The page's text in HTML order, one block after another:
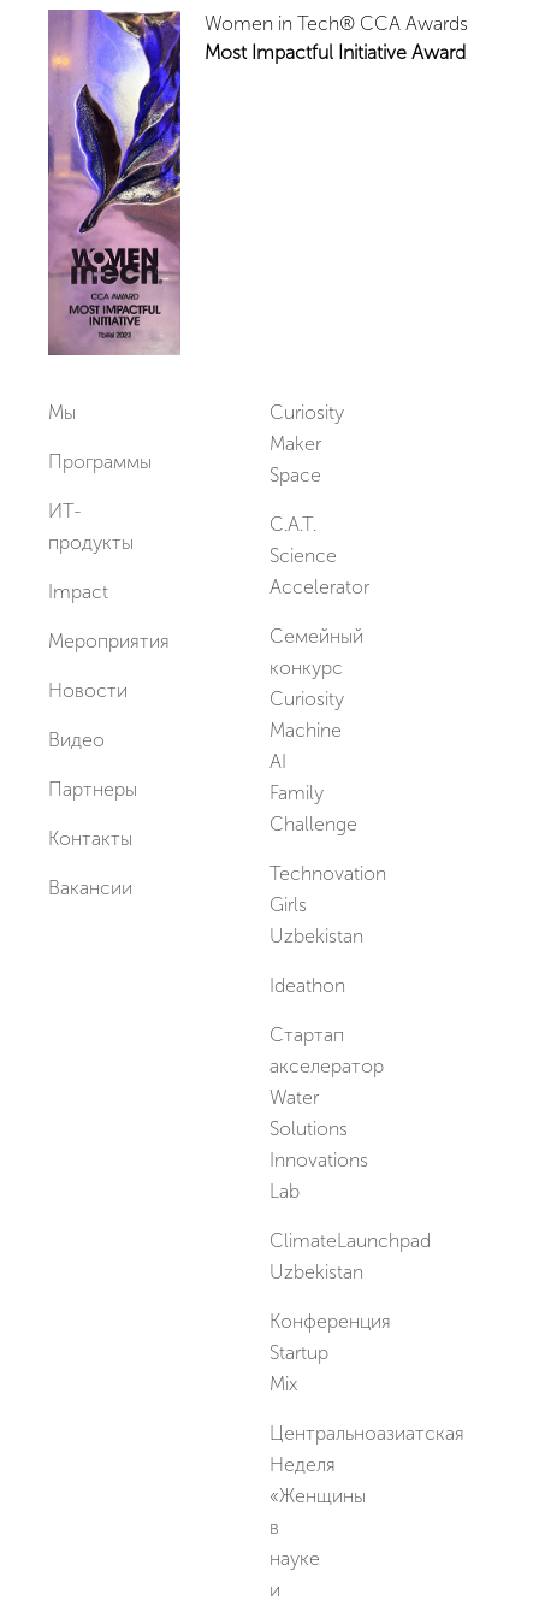
Вакансии
Women in Tech® CCA Awards
Most Impactful Initiative Award
Мы
Программы
ИТ-
продукты
Impact
Мероприятия
Новости
Видео
Партнеры
Контакты
Вакансии
Curiosity
Maker
Space
C.A.T.
Science
Accelerator
Семейный
конкурс
Curiosity
Machine
AI
Family
Challenge
Technovation
Girls
Uzbekistan
Ideathon
Стартап
акселератор
Water
Solutions
Innovations
Lab
ClimateLaunchpad
Uzbekistan
Конференция
Startup
Mix
Центральноазиатская
Неделя
«Женщины
в
науке
и